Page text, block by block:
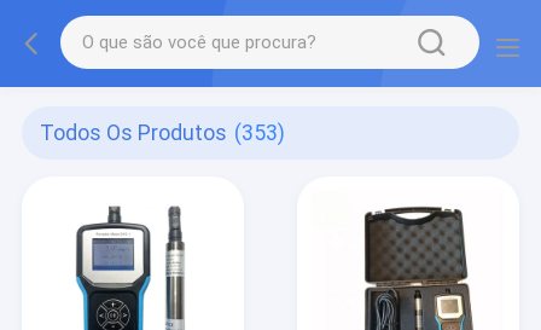
Todos Os Produtos (353)